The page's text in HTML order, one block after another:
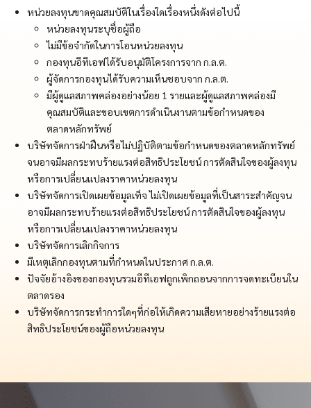
หน่วยลงทุนขาดคุณสมบัติในเรื่องใดเรื่องหนึ่งดังต่อไปนี้
หน่วยลงทุนระบุชื่อผู้ถือ
ไม่มีข้อจำกัดในการโอนหน่วยลงทุน
กองทุนอีทีเอฟได้รับอนุมัติโครงการจาก ก.ล.ต.
ผู้จัดการกองทุนได้รับความเห็นชอบจาก ก.ล.ต.
มีผู้ดูแลสภาพคล่องอย่างน้อย 1 รายและผู้ดูแลสภาพคล่องมี
คุณสมบัติและขอบเขตการดำเนินงานตามข้อกำหนดของ
ตลาดหลักทรัพย์
บริษัทจัดการฝ่าฝืนหรือไม่ปฏิบัติตามข้อกำหนดของตลาดหลักทรัพย์
จนอาจมีผลกระทบร้ายแรงต่อสิทธิประโยชน์ การตัดสินใจของผู้ลงทุน
หรือการเปลี่ยนแปลงราคาหน่วยลงทุน
บริษัทจัดการเปิดเผยข้อมูลเท็จ ไม่เปิดเผยข้อมูลที่เป็นสาระสำคัญจน
อาจมีผลกระทบร้ายแรงต่อสิทธิประโยชน์ การตัดสินใจของผู้ลงทุน
หรือการเปลี่ยนแปลงราคาหน่วยลงทุน
บริษัทจัดการเลิกกิจการ
มีเหตุเลิกกองทุนตามที่กำหนดในประกาศ ก.ล.ต.
ปัจจัยอ้างอิงของกองทุนรวมอีทีเอฟถูกเพิกถอนจากการจดทะเบียนใน
ตลาดรอง
บริษัทจัดการกระทำการใดๆที่ก่อให้เกิดความเสียหายอย่างร้ายแรงต่อ
สิทธิประโยชน์ของผู้ถือหน่วยลงทุน